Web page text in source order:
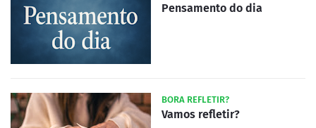
Pensamento do dia
BORA REFLETIR?
Vamos refletir?